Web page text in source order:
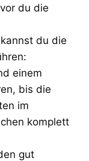
du die
du die
einem
bis die
im
komplett
gut